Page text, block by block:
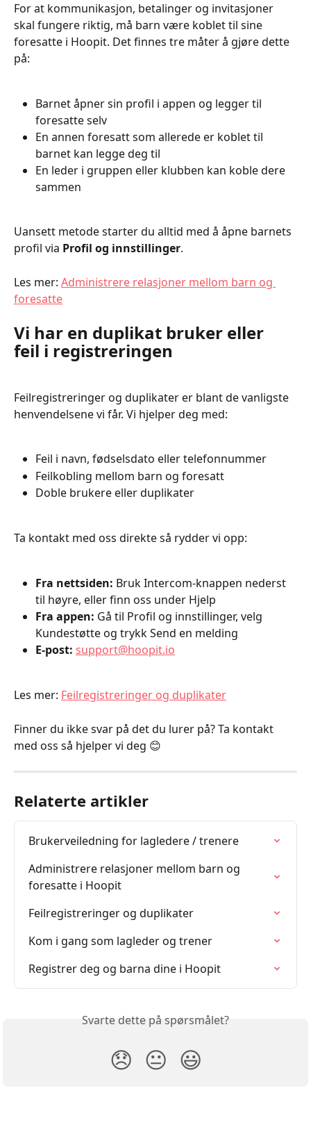
For at kommunikasjon, betalinger og invitasjoner
skal fungere riktig, må barn være koblet til sine
foresatte i Hoopit. Det finnes tre måter å gjøre dette
på:
Barnet åpner sin profil i appen og legger til
foresatte selv
En annen foresatt som allerede er koblet til
barnet kan legge deg til
En leder i gruppen eller klubben kan koble dere
sammen
Uansett metode starter du alltid med å åpne barnets
profil via Profil og innstillinger.
Les mer: Administrere relasjoner mellom barn og
foresatte
Vi har en duplikat bruker eller
feil i registreringen
Feilregistreringer og duplikater er blant de vanligste
henvendelsene vi får. Vi hjelper deg med:
Feil i navn, fødselsdato eller telefonnummer
Feilkobling mellom barn og foresatt
Doble brukere eller duplikater
Ta kontakt med oss direkte så rydder vi opp:
Fra nettsiden: Bruk Intercom-knappen nederst
til høyre, eller finn oss under Hjelp
Fra appen: Gå til Profil og innstillinger, velg
Kundestøtte og trykk Send en melding
E-post: support@hoopit.io
Les mer: Feilregistreringer og duplikater
Finner du ikke svar på det du lurer på? Ta kontakt
med oss så hjelper vi deg 😊
Relaterte artikler
Brukerveiledning for lagledere / trenere
Administrere relasjoner mellom barn og
foresatte i Hoopit
Feilregistreringer og duplikater
Kom i gang som lagleder og trener
Registrer deg og barna dine i Hoopit
Svarte dette på spørsmålet?
😞 😐 😃